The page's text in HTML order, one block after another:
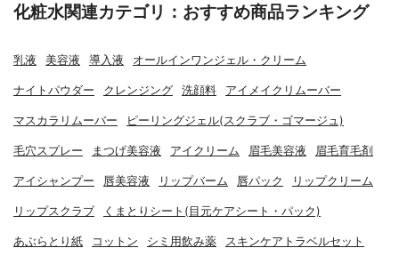
化粧水関連カテゴリ：おすすめ商品ランキング
乳液 美容液 導入液 オールインワンジェル・クリーム
ナイトパウダー クレンジング 洗顔料 アイメイクリムーバー
マスカラリムーバー ピーリングジェル(スクラブ・ゴマージュ)
毛穴スプレー まつげ美容液 アイクリーム 眉毛美容液 眉毛育毛剤
アイシャンプー 唇美容液 リップバーム 唇パック リップクリーム
リップスクラブ くまとりシート(目元ケアシート・パック)
あぶらとり紙 コットン シミ用飲み薬 スキンケアトラベルセット